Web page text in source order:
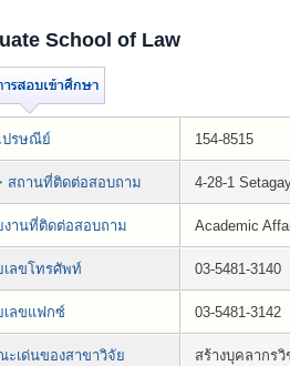
School of Law
ปรษณีย์ 154-8515
สถานที่ติดต่อสอบถาม 4-28-1
านที่ติดต่อสอบถาม Academic
ลขโทรศัพท์ 03-5481-3140
ลขแฟกซ์ 03-5481-3142
ะเด่นของสาขาวิจัย สร้างบุคลากร